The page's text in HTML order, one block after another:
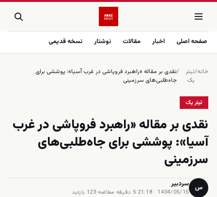
صفحه اصلی اخبار مقالات نوشتار نسخه قدیمی
خانه/تیتر
یک
/نقدی بر مقاله «راهبرد فروپاشی در غرب آسیا»: پوششی برای
جاه‌طلبی‌های سرزمینی
تیتر یک
نقدی بر مقاله «راهبرد فروپاشی در غرب
آسیا»: پوششی برای جاه‌طلبی‌های
سرزمینی
س سردبیر
1404/05/15 · 21:18
·5 دقیقه مطالعه ·123 بازدید